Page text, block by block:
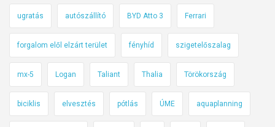
ugratás autószállító BYD Atto 3 Ferrari
forgalom elől elzárt terület fényhíd szigetelőszalag
mx-5 Logan Taliant Thalia Törökország
biciklis elvesztés pótlás ÚME aquaplanning